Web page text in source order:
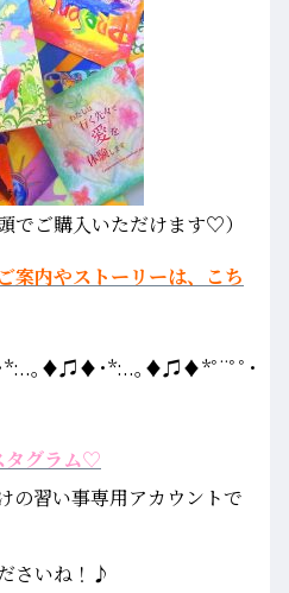
でご購入いただけます♡）
案内やストーリーは、こち
｡♦♫♦･*:..｡♦♫♦*ﾟ¨ﾟﾟ･
グラム♡
の習い事専用アカウントで
さいね！♪